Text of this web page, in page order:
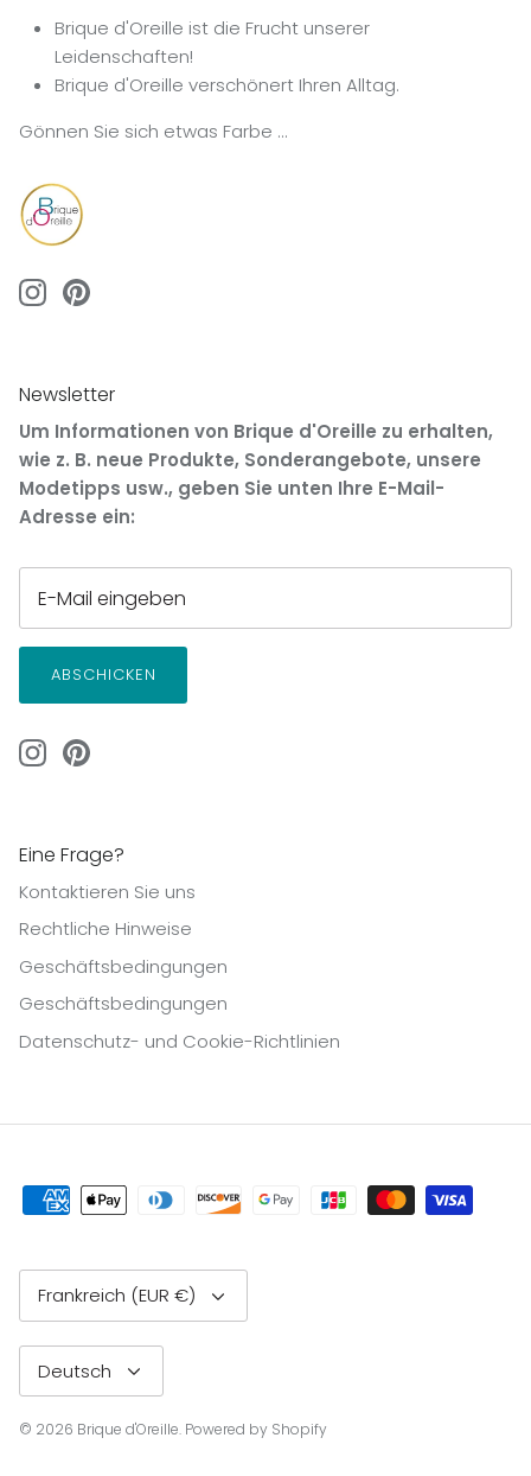
Brique d'Oreille ist die Frucht unserer
Leidenschaften!
Brique d'Oreille verschönert Ihren Alltag.
Gönnen Sie sich etwas Farbe …
Newsletter
Um Informationen von Brique d'Oreille zu erhalten,
wie z. B. neue Produkte, Sonderangebote, unsere
Modetipps usw., geben Sie unten Ihre E-Mail-
Adresse ein:
ABSCHICKEN
Eine Frage?
Kontaktieren Sie uns
Rechtliche Hinweise
Geschäftsbedingungen
Geschäftsbedingungen
Datenschutz- und Cookie-Richtlinien
Währung
Frankreich (EUR €)
Sprache
Deutsch
© 2026 Brique d'Oreille. Powered by Shopify